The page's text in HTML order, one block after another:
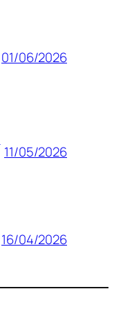
01/06/2026
11/05/2026
16/04/2026